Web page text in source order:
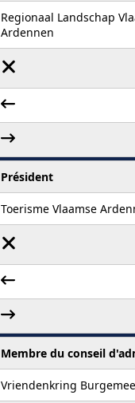
Regionaal Landschap
Ardennen
Président
Toerisme Vlaamse
Membre du conseil
Vriendenkring